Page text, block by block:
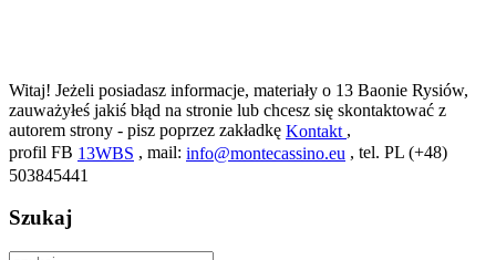
Witaj! Jeżeli posiadasz informacje, materiały o 13 Baonie Rysiów,
zauważyłeś jakiś błąd na stronie lub chcesz się skontaktować z
autorem strony - pisz poprzez zakładkę Kontakt ,
profil FB 13WBS , mail: info@montecassino.eu , tel. PL (+48)
503845441
Szukaj